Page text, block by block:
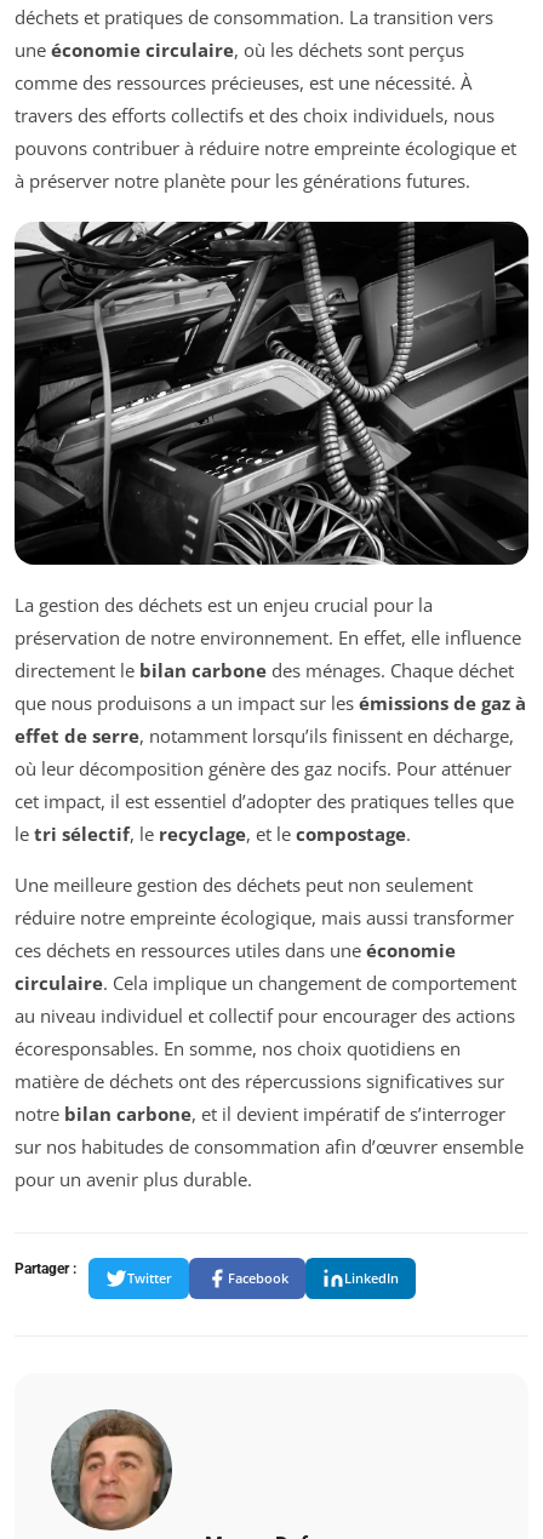
déchets et pratiques de consommation. La transition vers
une économie circulaire, où les déchets sont perçus
comme des ressources précieuses, est une nécessité. À
travers des efforts collectifs et des choix individuels, nous
pouvons contribuer à réduire notre empreinte écologique et
à préserver notre planète pour les générations futures.
La gestion des déchets est un enjeu crucial pour la
préservation de notre environnement. En effet, elle influence
directement le bilan carbone des ménages. Chaque déchet
que nous produisons a un impact sur les émissions de gaz à
effet de serre, notamment lorsqu’ils finissent en décharge,
où leur décomposition génère des gaz nocifs. Pour atténuer
cet impact, il est essentiel d’adopter des pratiques telles que
le tri sélectif, le recyclage, et le compostage.
Une meilleure gestion des déchets peut non seulement
réduire notre empreinte écologique, mais aussi transformer
ces déchets en ressources utiles dans une économie
circulaire. Cela implique un changement de comportement
au niveau individuel et collectif pour encourager des actions
écoresponsables. En somme, nos choix quotidiens en
matière de déchets ont des répercussions significatives sur
notre bilan carbone, et il devient impératif de s’interroger
sur nos habitudes de consommation afin d’œuvrer ensemble
pour un avenir plus durable.
Partager :
Twitter Facebook LinkedIn